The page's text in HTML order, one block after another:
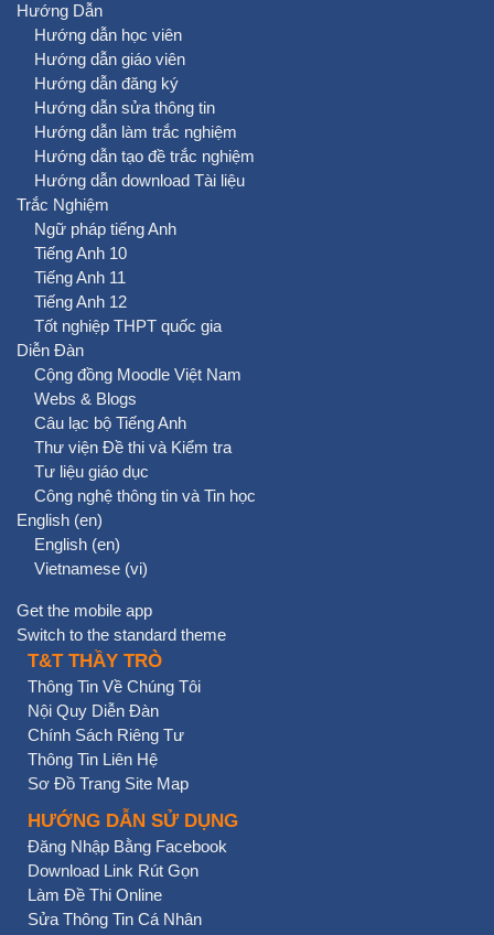
Hướng Dẫn
Hướng dẫn học viên
Hướng dẫn giáo viên
Hướng dẫn đăng ký
Hướng dẫn sửa thông tin
Hướng dẫn làm trắc nghiệm
Hướng dẫn tạo đề trắc nghiệm
Hướng dẫn download Tài liệu
Trắc Nghiệm
Ngữ pháp tiếng Anh
Tiếng Anh 10
Tiếng Anh 11
Tiếng Anh 12
Tốt nghiệp THPT quốc gia
Diễn Đàn
Cộng đồng Moodle Việt Nam
Webs & Blogs
Câu lạc bộ Tiếng Anh
Thư viện Đề thi và Kiểm tra
Tư liệu giáo dục
Công nghệ thông tin và Tin học
English ‎(en)‎
English ‎(en)‎
Vietnamese ‎(vi)‎
Get the mobile app
Switch to the standard theme
T&T THẦY TRÒ
Thông Tin Về Chúng Tôi
Nội Quy Diễn Đàn
Chính Sách Riêng Tư
Thông Tin Liên Hệ
Sơ Đồ Trang Site Map
HƯỚNG DẪN SỬ DỤNG
Đăng Nhập Bằng Facebook
Download Link Rút Gọn
Làm Đề Thi Online
Sửa Thông Tin Cá Nhân